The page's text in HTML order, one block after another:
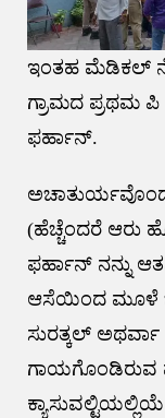
ಇಂತಹ ಮೆಡಿಕಲ್
ಗ್ರಾಮದ ಪ್ರಥಮ
ಫರ್ಹಾನ್.
(ಹೆಚ್ಚೆಂದರೆ ಆರು
ಫರ್ಹಾನ್ ನನ್ನು
ಆಸೆಯಿಂದ ಮೂಳೆ
ಸುರತ್ಕಲ್ ಅಥರ್ವಾ
ಗಾಯಗೊಂಡಿರುವ